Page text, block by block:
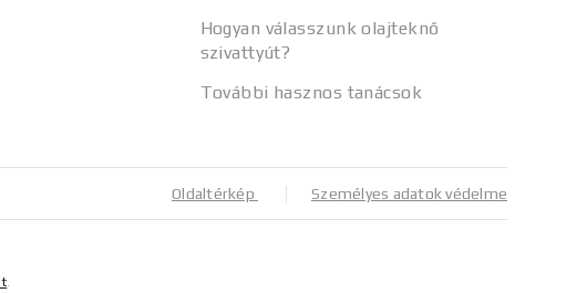
Hogyan válasszunk olajteknő
szivattyút?
További hasznos tanácsok
Oldaltérkép Személyes adatok védelme
.